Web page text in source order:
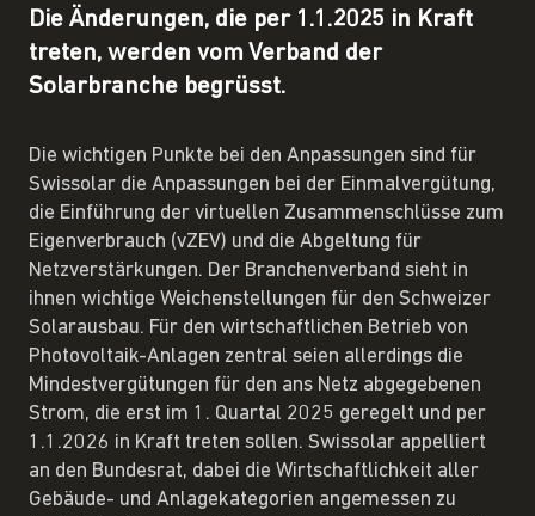
Die Änderungen, die per 1.1.2025 in Kraft
treten, werden vom Verband der
Solarbranche begrüsst.
Die wichtigen Punkte bei den Anpassungen sind für
Swissolar die Anpassungen bei der Einmalvergütung,
die Einführung der virtuellen Zusammenschlüsse zum
Eigenverbrauch (vZEV) und die Abgeltung für
Netzverstärkungen. Der Branchenverband sieht in
ihnen wichtige Weichenstellungen für den Schweizer
Solarausbau. Für den wirtschaftlichen Betrieb von
Photovoltaik-Anlagen zentral seien allerdings die
Mindestvergütungen für den ans Netz abgegebenen
Strom, die erst im 1. Quartal 2025 geregelt und per
1.1.2026 in Kraft treten sollen. Swissolar appelliert
an den Bundesrat, dabei die Wirtschaftlichkeit aller
Gebäude- und Anlagekategorien angemessen zu